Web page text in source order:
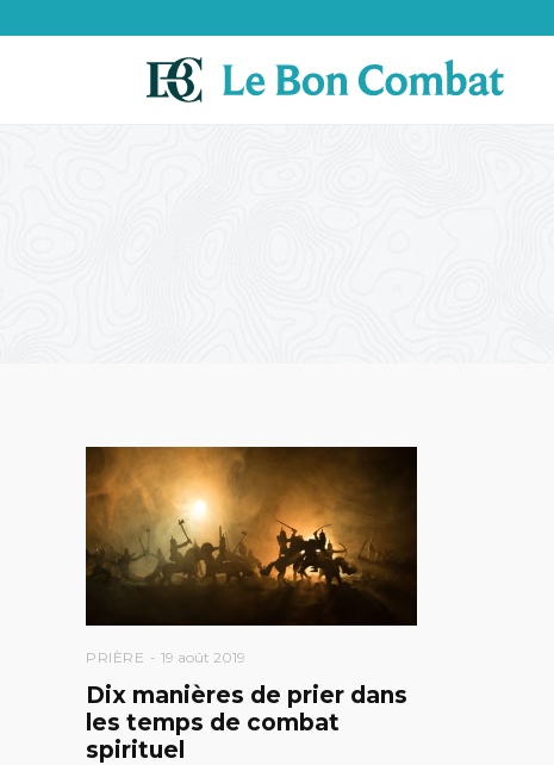
PRIÈRE 19 août 2019
Dix manières de prier dans
les temps de combat
spirituel